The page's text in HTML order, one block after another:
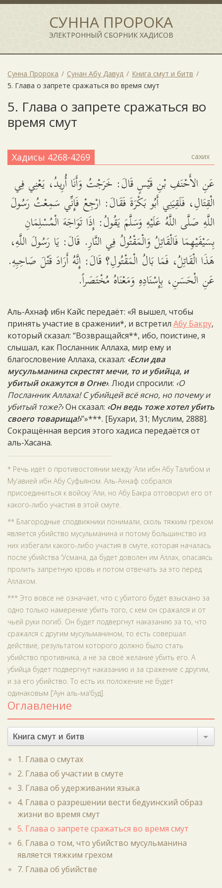
СУННА ПРОРОКА
ЭЛЕКТРОННЫЙ СБОРНИК ХАДИСОВ
Сунна Пророка Сунан Абу Давуд
Книга смут и битв
5. Глава о запрете сражаться во время смут
5. Глава о запрете сражаться во
время смут
Хадисы 4268-4269 сахих
عَنِ الأَحْنَفِ بْنِ قَيْسٍ قَالَ: خَرَجْتُ وَأَنَا أُرِيدُ، يَعْنِي فِي
الْقِتَالِ، فَلَقِيَنِي أَبُو بَكْرَةَ فَقَالَ: ارْجِعْ فَإِنِّي سَمِعْتُ رَسُولَ
اللَّهِ صَلَّى اللَّهُ عَلَيْهِ وَسَلَّمَ يَقُولُ: إِذَا تَوَاجَهَ الْمُسْلِمَانِ
بِسَيْفَيْهِمَا فَالْقَاتِلُ وَالْمَقْتُولُ فِي النَّارِ. قَالَ: يَا رَسُولَ اللَّهِ،
هَذَا الْقَاتِلُ، فَمَا بَالُ الْمَقْتُولِ؟ قَالَ: إِنَّهُ أَرَادَ قَتْلَ صَاحِبِهِ.
عَنِ الْحَسَنِ، بِإِسْنَادِهِ وَمَعْنَاهُ مُخْتَصَراً.
Аль-Ахнаф ибн Кайс передаёт: «Я вышел, чтобы
принять участие в сражении*, и встретил Абу Бакру,
который сказал: “Возвращайся**, ибо, поистине, я
слышал, как Посланник Аллаха, мир ему и
благословение Аллаха, сказал: ‹Если два
мусульманина скрестят мечи, то и убийца, и
убитый окажутся в Огне›. Люди спросили: ‹О
Посланник Аллаха! С убийцей всё ясно, но почему и
убитый тоже?›Он сказал: ‹Он ведь тоже хотел убить
своего товарища!›”»***. [Бухари, 31; Муслим, 2888].
Сокращённая версия этого хадиса передаётся от
аль-Хасана.
* Речь идёт о противостоянии между ‘Али ибн Абу Талибом и
Му‘авией ибн Абу Суфьяном. Аль-Ахнаф собрался
присоединиться к войску ‘Али, но Абу Бакра отговорил его от
какого-либо участия в этой смуте.
** Благородные сподвижники понимали, сколь тяжким грехом
является убийство мусульманина и потому большинство из
них избегали какого-либо участия в смуте, которая началась
после убийства ‘Усмана, да будет доволен им Аллах, опасаясь
пролить запретную кровь и потом отвечать за это перед
Аллахом.
*** Это вовсе не означает, что с убитого будет взыскано за
одно только намерение убить того, с кем он сражался и от
чьей руки погиб. Он будет подвергнут наказанию за то, что
сражался с другим мусульманином, то есть совершал
действие, результатом которого должно было стать
убийство противника, а не за своё желание убить его. А
убийца будет подвергнут наказанию и за сражение с другим,
и за его убийство. То есть их положение не будет
одинаковым [‘Аун аль-ма‘буд].
Оглавление
Книга смут и битв
1. Глава о смутах
2. Глава об участии в смуте
3. Глава об удерживании языка
4. Глава о разрешении вести бедуинский образ
жизни во время смут
5. Глава о запрете сражаться во время смут
6. Глава о том, что убийство мусульманина
является тяжким грехом
7. Глава об убийстве